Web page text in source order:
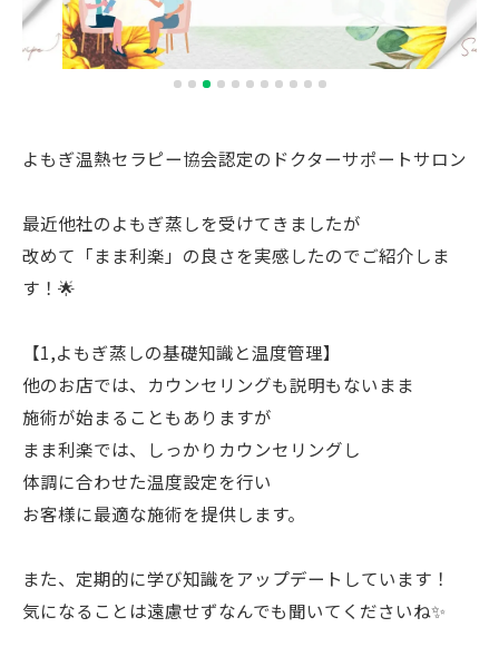
よもぎ温熱セラピー協会認定のドクターサポートサロン
最近他社のよもぎ蒸しを受けてきましたが
改めて「まま利楽」の良さを実感したのでご紹介しま
す！🌟
【1,よもぎ蒸しの基礎知識と温度管理】
他のお店では、カウンセリングも説明もないまま
施術が始まることもありますが
まま利楽では、しっかりカウンセリングし
体調に合わせた温度設定を行い
お客様に最適な施術を提供します。
また、定期的に学び知識をアップデートしています！
気になることは遠慮せずなんでも聞いてくださいね✨